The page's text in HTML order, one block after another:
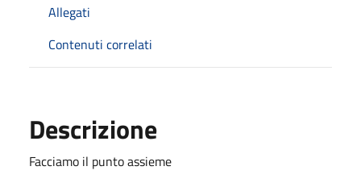
Allegati
Contenuti correlati
Descrizione
Facciamo il punto assieme